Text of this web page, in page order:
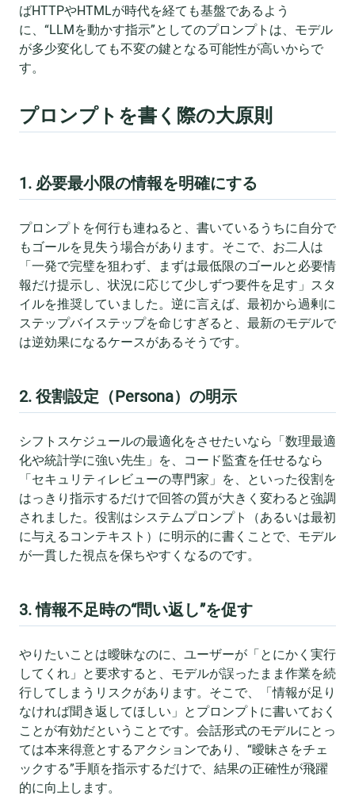
ばHTTPやHTMLが時代を経ても基盤であるよう
に、“LLMを動かす指示”としてのプロンプトは、モデル
が多少変化しても不変の鍵となる可能性が高いからで
す。
プロンプトを書く際の大原則
1. 必要最小限の情報を明確にする
プロンプトを何行も連ねると、書いているうちに自分で
もゴールを見失う場合があります。そこで、お二人は
「一発で完璧を狙わず、まずは最低限のゴールと必要情
報だけ提示し、状況に応じて少しずつ要件を足す」スタ
イルを推奨していました。逆に言えば、最初から過剰に
ステップバイステップを命じすぎると、最新のモデルで
は逆効果になるケースがあるそうです。
2. 役割設定（Persona）の明示
シフトスケジュールの最適化をさせたいなら「数理最適
化や統計学に強い先生」を、コード監査を任せるなら
「セキュリティレビューの専門家」を、といった役割を
はっきり指示するだけで回答の質が大きく変わると強調
されました。役割はシステムプロンプト（あるいは最初
に与えるコンテキスト）に明示的に書くことで、モデル
が一貫した視点を保ちやすくなるのです。
3. 情報不足時の“問い返し”を促す
やりたいことは曖昧なのに、ユーザーが「とにかく実行
してくれ」と要求すると、モデルが誤ったまま作業を続
行してしまうリスクがあります。そこで、「情報が足り
なければ聞き返してほしい」とプロンプトに書いておく
ことが有効だということです。会話形式のモデルにとっ
ては本来得意とするアクションであり、“曖昧さをチェ
ックする”手順を指示するだけで、結果の正確性が飛躍
的に向上します。